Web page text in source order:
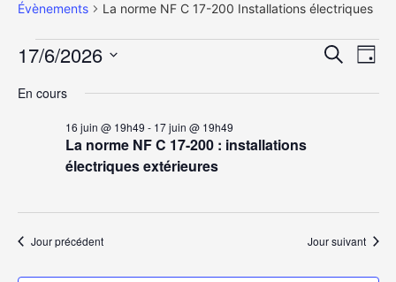
Évènements La norme NF C 17-200 Installations électriques
et
Recherche
Jour
17/6/2026
une
date.
En cours
La norme NF C 17-200 : installations
électriques extérieures
16 juin @ 19h49 - 17 juin @ 19h49
Jour précédent Jour suivant